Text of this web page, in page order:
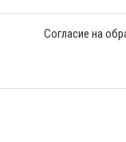
Согласие на